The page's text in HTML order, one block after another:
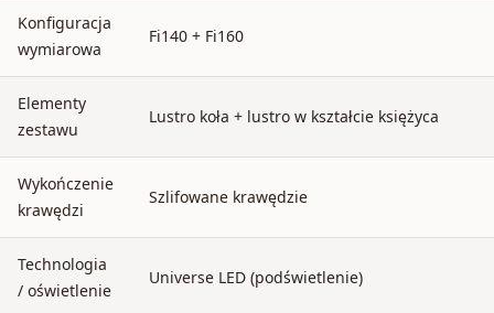
Konfiguracja
wymiarowa
Fi140 + Fi160
Elementy
zestawu
Lustro koła + lustro w kształcie księżyca
Wykończenie
krawędzi
Szlifowane krawędzie
Technologia
/ oświetlenie
Universe LED (podświetlenie)